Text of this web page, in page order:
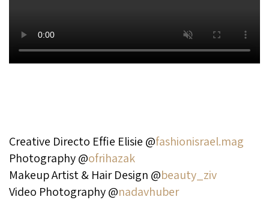
Creative Directo Effie Elisie @fashionisrael.mag
Photography @ofrihazak
Makeup Artist & Hair Design @beauty_ziv
Video Photography @nadavhuber